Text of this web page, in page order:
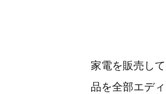
家電を販売し
品を全部エデ